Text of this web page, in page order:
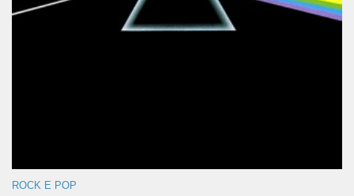
ROCK E POP